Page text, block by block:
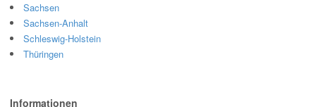
Sachsen
Sachsen-Anhalt
Schleswig-Holstein
Thüringen
Informationen